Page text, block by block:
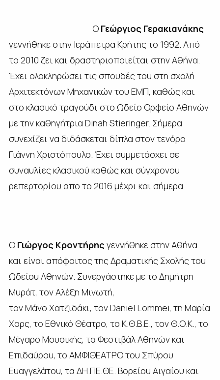
Ο Γεώργιος Γερακιανάκης
γεννήθηκε στην Ιεράπετρα Κρήτης το 1992. Από
το 2010 ζει και δραστηριοποιείται στην Αθήνα.
Έχει ολοκληρώσει τις σπουδές του στη σχολή
Αρχιτεκτόνων Μηχανικών του ΕΜΠ, καθώς και
στο κλασικό τραγούδι στο Ωδείο Ορφείο Αθηνών
με την καθηγήτρια Dinah Stieringer. Σήμερα
συνεχίζει να διδάσκεται δίπλα στον τενόρο
Γιάννη Χριστόπουλο. Έχει συμμετάσχει σε
συναυλίες κλασικού καθώς και σύγχρονου
ρεπερτορίου απο το 2016 μέχρι και σήμερα.
Ο Γιώργος Κροντήρης γεννήθηκε στην Αθήνα
και είναι απόφοιτος της Δραματικής Σχολής του
Ωδείου Αθηνών. Συνεργάστηκε με το Δημήτρη
Μυράτ, τον Αλέξη Μινωτή,
τον Μάνο Χατζιδάκι, τον Daniel Lommei, τη Μαρία
Χορς, το Εθνικό Θέατρο, το Κ.Θ.Β.Ε., τον Θ.Ο.Κ., το
Μέγαρο Μουσικής, τα Φεστιβάλ Αθηνών και
Επιδαύρου, το ΑΜΦΙΘΕΑΤΡΟ του Σπύρου
Ευαγγελάτου, τα ΔΗ.ΠΕ.ΘΕ. Βορείου Αιγαίου και